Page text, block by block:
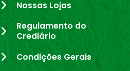
Nossas Lojas
Regulamento do
Crediário
Condições Gerais